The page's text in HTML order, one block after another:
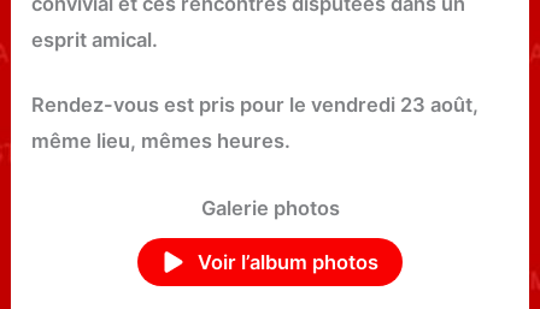
esprit amical.
Rendez-vous est pris pour le vendredi 23 août,
même lieu, mêmes heures.
Galerie photos
Voir l’album photos